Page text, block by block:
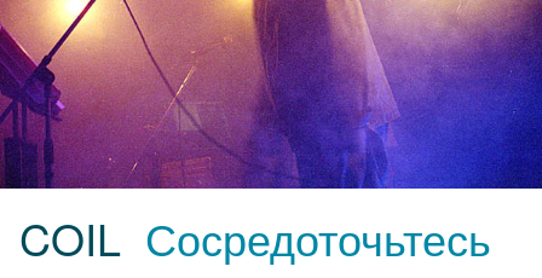
COIL Сосредоточьтесь